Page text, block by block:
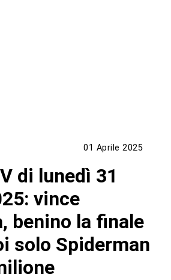
01 Aprile 2025
di lunedì 31
vince
benino la finale
solo Spiderman